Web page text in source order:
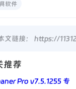
软件
文链接： https://
推荐